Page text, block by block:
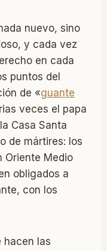
nuevo, sino
y cada vez
en cada
puntos del
de «guante
veces el papa
Casa Santa
de mártires: los
Oriente Medio
obligados a
con los
hacen las